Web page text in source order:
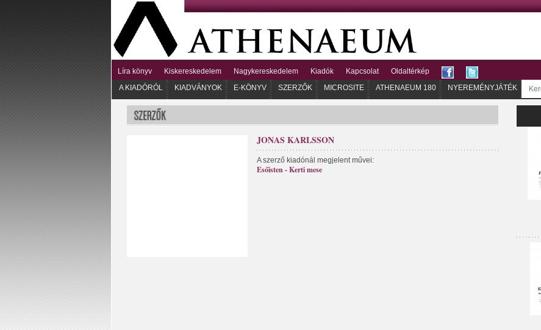
Líra könyv Kiskereskedelem Nagykereskedelem Kiadók Kapcsolat
Oldaltérkép
A KIADÓRÓL
KIADVÁNYOK E-KÖNYV SZERZŐK MICROSITE ATHENAEUM 180 NYEREMÉNYJÁTÉK
JONAS KARLSSON
A szerző kiadónál megjelent művei:
Esőisten - Kerti mese